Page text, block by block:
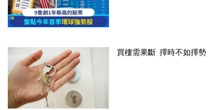
買樓需果斷 擇時不如擇勢